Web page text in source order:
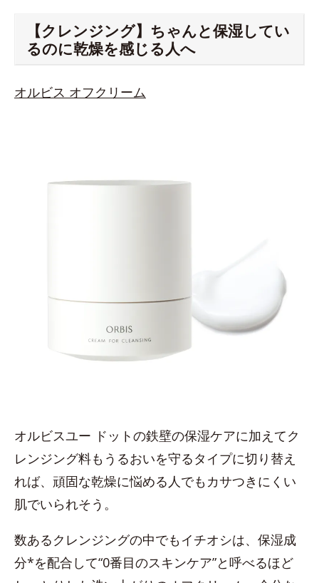
【クレンジング】ちゃんと保湿してい
るのに乾燥を感じる人へ
オルビス オフクリーム
オルビスユー ドットの鉄壁の保湿ケアに加えてク
レンジング料もうるおいを守るタイプに切り替え
れば、頑固な乾燥に悩める人でもカサつきにくい
肌でいられそう。
数あるクレンジングの中でもイチオシは、保湿成
分*を配合して“0番目のスキンケア”と呼べるほど